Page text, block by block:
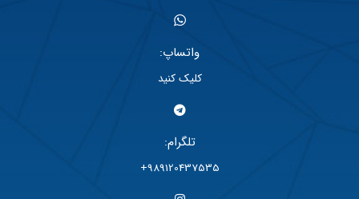
واتساپ:
کلیک کنید
تلگرام:
989120437535+